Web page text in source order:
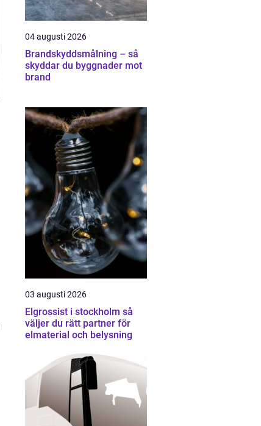
04 augusti 2026
Brandskyddsmålning – så
skyddar du byggnader mot
brand
03 augusti 2026
Elgrossist i stockholm så
väljer du rätt partner för
elmaterial och belysning